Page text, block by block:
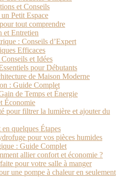
et Conseils
Petit Espace
tout comprendre
et Entretien
: Conseils d’Expert
Efficaces
et Idées
pour Débutants
de Maison Moderne
: Guide Complet
de Temps et Énergie
Économie
pour filtrer la lumière et ajouter du
quelques Étapes
pour vos pièces humides
: Guide Complet
allier confort et économie ?
pour votre salle à manger
une pompe à chaleur en seulement